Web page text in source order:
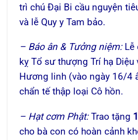
trì chú Đại Bi cầu nguyện
và lễ Quy y Tam bảo.
– Báo ân & Tưởng niệm:Lễ
kỵ Tổ sư thượng Trí hạ Diệu
Hương linh (vào ngày 16/4
chẩn tế thập loại Cô hồn.
– Hạt cơm Phật:Trao tặng
cho bà con có hoàn cảnh